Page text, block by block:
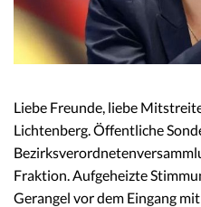
Liebe Freunde, liebe
Lichtenberg. Öffentliche
Fraktion. Aufgeheizte
Gerangel vor dem Eingang